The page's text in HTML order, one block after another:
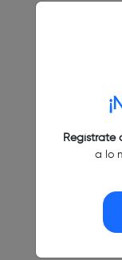
Regístrate
a lo